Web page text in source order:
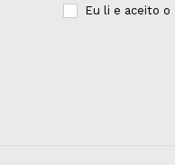
Eu li e aceito o